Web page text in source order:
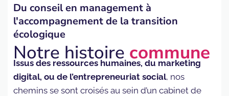
Du conseil en management à
l'accompagnement de la transition
écologique
Notre histoire commune
Issus des ressources humaines, du marketing
digital, ou de l’entrepreneuriat social, nos
chemins se sont croisés au sein d’un cabinet de